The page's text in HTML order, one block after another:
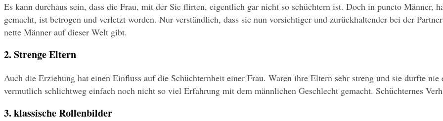
Es kann durchaus sein, dass die Frau, mit der Sie flirten, eigentlich gar nicht so schüchtern ist. Doch in puncto Männer,
gemacht, ist betrogen und verletzt worden. Nur verständlich, dass sie nun vorsichtiger und zurückhaltender bei der
nette Männer auf dieser Welt gibt.
2. Strenge Eltern
Auch die Erziehung hat einen Einfluss auf die Schüchternheit einer Frau. Waren ihre Eltern sehr streng und sie durfte
vermutlich schlichtweg einfach noch nicht so viel Erfahrung mit dem männlichen Geschlecht gemacht. Schüchternes
3. klassische Rollenbilder